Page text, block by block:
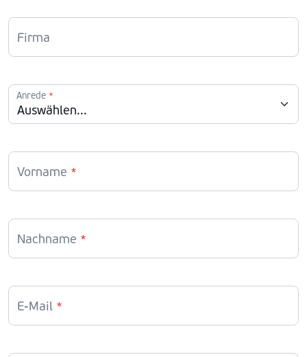
Firma
Anrede *
Vorname *
Nachname *
E-Mail *